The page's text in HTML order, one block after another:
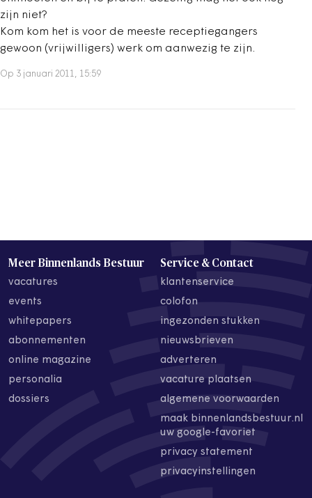
zijn niet?
Kom kom het is voor de meeste receptiegangers
gewoon (vrijwilligers) werk om aanwezig te zijn.
Op 3 januari 2011, 15:59
Meer Binnenlands Bestuur
vacatures
events
whitepapers
abonnementen
online magazine
personalia
dossiers
Service & Contact
klantenservice
colofon
ingezonden stukken
nieuwsbrieven
adverteren
vacature plaatsen
algemene voorwaarden
maak binnenlandsbestuur.nl
uw google-favoriet
privacy statement
privacyinstellingen